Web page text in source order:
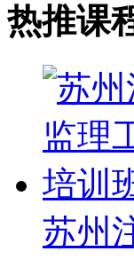
热推课
苏州